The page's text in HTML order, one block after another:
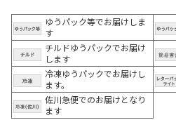
ゆうパック等でお届けしま
す
チルドゆうパックでお届け
します
冷凍ゆうパックでお届けし
ます。
佐川急便でのお届けとなり
ます